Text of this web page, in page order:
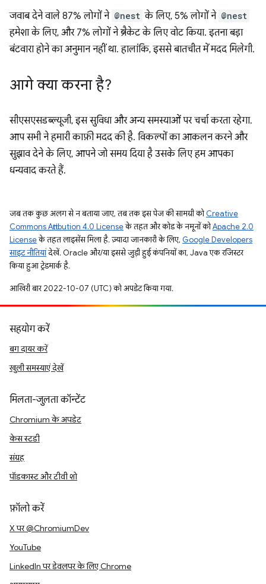
जवाब देने वाले 87% लोगों ने @nest के लिए, 5% लोगों ने @nest
हमेशा के लिए, और 7% लोगों ने ब्रैकेट के लिए वोट किया. इतना बड़ा
बंटवारा होने का अनुमान नहीं था. हालांकि, इससे बातचीत में मदद मिलेगी.
आगे क्या करना है?
सीएसएसडब्ल्यूजी, इस सुविधा और अन्य समस्याओं पर चर्चा करता रहेगा.
आप सभी ने हमारी काफ़ी मदद की है. विकल्पों का आकलन करने और
सुझाव देने के लिए, आपने जो समय दिया है उसके लिए हम आपका
धन्यवाद करते हैं.
जब तक कुछ अलग से न बताया जाए, तब तक इस पेज की सामग्री कोCreative
Commons Attribution 4.0 Licenseके तहत और कोड के नमूनों कोApache 2.0
Licenseके तहत लाइसेंस मिला है. ज़्यादा जानकारी के लिए, Google Developers
साइट नीतियांदेखें. Oracle और/या इससे जुड़ी हुई कंपनियों का, Java एक रजिस्टर
किया हुआ ट्रेडमार्क है.
आखिरी बार 2022-10-07 (UTC) को अपडेट किया गया.
सहयोग करें
बग दायर करें
खुली समस्याएं देखें
मिलता-जुलता कॉन्टेंट
Chromium के अपडेट
केस स्टडी
संग्रह
पॉडकास्ट और टीवी शो
फ़ॉलो करें
X पर @ChromiumDev
YouTube
LinkedIn पर डेवलपर के लिए Chrome